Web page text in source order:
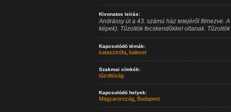
Kivonatos leírás:
Andrássy út a 43. számú ház tetejéről filmezve.
képek). Tűzoltók fecskendőkkel oltanak.
Kapcsolódó témák:
katasztrófa, baleset
Szakmai címkék:
tűzoltóság
Kapcsolódó helyek:
Magyarország, Budapest